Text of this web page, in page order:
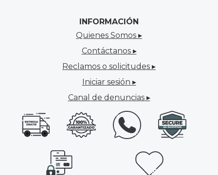
INFORMACIÓN
Quienes Somos ▸
Contáctanos ▸
Reclamos o solicitudes ▸
Iniciar sesión ▸
Canal de denuncias ▸